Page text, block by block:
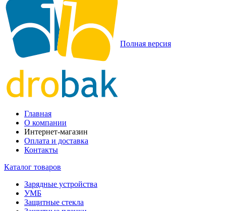
Полная версия
Главная
О компании
Интернет-магазин
Оплата и доставка
Контакты
Каталог товаров
Зарядные устройства
УМБ
Защитные стекла